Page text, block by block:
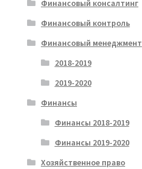
Финансовый консалтинг
Финансовый контроль
Финансовый менеджмент
2018-2019
2019-2020
Финансы
Финансы 2018-2019
Финансы 2019-2020
Хозяйственное право